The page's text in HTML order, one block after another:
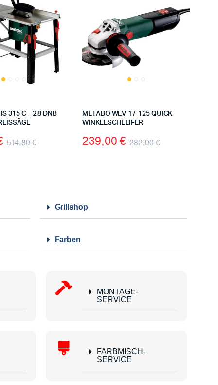
315 C – 2,8 DNB
514,80€
METABO WEV 17-125 QUICK
WINKELSCHLEIFER
282,00€
239,00 €
Grillshop
Farben
MONTAGE-
SERVICE
FARBMISCH-
SERVICE